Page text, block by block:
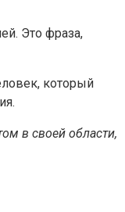
Это фраза,
который
в своей области,